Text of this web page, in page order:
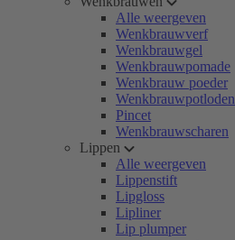
Alle weergeven
Wenkbrauwverf
Wenkbrauwgel
Wenkbrauwpomade
Wenkbrauw poeder
Wenkbrauwpotloden
Pincet
Wenkbrauwscharen
Lippen
Alle weergeven
Lippenstift
Lipgloss
Lipliner
Lip plumper